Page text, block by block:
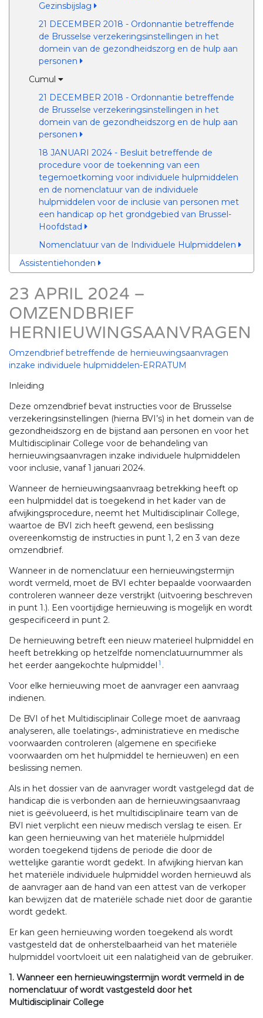
Gezinsbijslag
21 DECEMBER 2018 - Ordonnantie betreffende
de Brusselse verzekeringsinstellingen in het
domein van de gezondheidszorg en de hulp aan
personen
Cumul
21 DECEMBER 2018 - Ordonnantie betreffende
de Brusselse verzekeringsinstellingen in het
domein van de gezondheidszorg en de hulp aan
personen
18 JANUARI 2024 - Besluit betreffende de
procedure voor de toekenning van een
tegemoetkoming voor individuele hulpmiddelen
en de nomenclatuur van de individuele
hulpmiddelen voor de inclusie van personen met
een handicap op het grondgebied van Brussel-
Hoofdstad
Nomenclatuur van de Individuele Hulpmiddelen
Assistentiehonden
23 APRIL 2024 –
OMZENDBRIEF
HERNIEUWINGSAANVRAGEN
Omzendbrief betreffende de hernieuwingsaanvragen
inzake individuele hulpmiddelen-ERRATUM
Inleiding
Deze omzendbrief bevat instructies voor de Brusselse
verzekeringsinstellingen (hierna BVI’s) in het domein van de
gezondheidszorg en de bijstand aan personen en voor het
Multidisciplinair College voor de behandeling van
hernieuwingsaanvragen inzake individuele hulpmiddelen
voor inclusie, vanaf 1 januari 2024.
Wanneer de hernieuwingsaanvraag betrekking heeft op
een hulpmiddel dat is toegekend in het kader van de
afwijkingsprocedure, neemt het Multidisciplinair College,
waartoe de BVI zich heeft gewend, een beslissing
overeenkomstig de instructies in punt 1, 2 en 3 van deze
omzendbrief.
Wanneer in de nomenclatuur een hernieuwingstermijn
wordt vermeld, moet de BVI echter bepaalde voorwaarden
controleren wanneer deze verstrijkt (uitvoering beschreven
in punt 1.). Een voortijdige hernieuwing is mogelijk en wordt
gespecificeerd in punt 2.
De hernieuwing betreft een nieuw materieel hulpmiddel en
heeft betrekking op hetzelfde nomenclatuurnummer als
het eerder aangekochte hulpmiddel 1 .
Voor elke hernieuwing moet de aanvrager een aanvraag
indienen.
De BVI of het Multidisciplinair College moet de aanvraag
analyseren, alle toelatings-, administratieve en medische
voorwaarden controleren (algemene en specifieke
voorwaarden om het hulpmiddel te hernieuwen) en een
beslissing nemen.
Als in het dossier van de aanvrager wordt vastgelegd dat de
handicap die is verbonden aan de hernieuwingsaanvraag
niet is geëvolueerd, is het multidisciplinaire team van de
BVI niet verplicht een nieuw medisch verslag te eisen. Er
kan geen hernieuwing van het materiële hulpmiddel
worden toegekend tijdens de periode die door de
wettelijke garantie wordt gedekt. In afwijking hiervan kan
het materiële individuele hulpmiddel worden hernieuwd als
de aanvrager aan de hand van een attest van de verkoper
kan bewijzen dat de materiële schade niet door de garantie
wordt gedekt.
Er kan geen hernieuwing worden toegekend als wordt
vastgesteld dat de onherstelbaarheid van het materiële
hulpmiddel voortvloeit uit een nalatigheid van de gebruiker.
1. Wanneer een hernieuwingstermijn wordt vermeld in de
nomenclatuur of wordt vastgesteld door het
Multidisciplinair College